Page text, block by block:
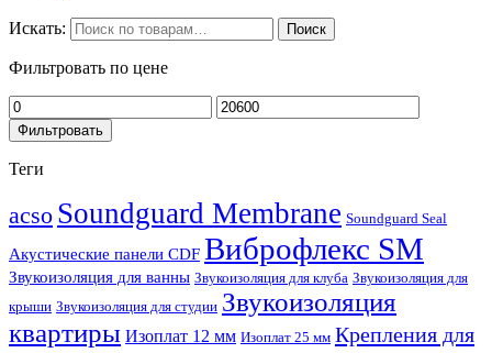
Искать: Поиск
Фильтровать по цене
Фильтровать
Теги
acso Soundguard Membrane Soundguard Seal
Акустические панели CDF Виброфлекс SM
Звукоизоляция для ванны Звукоизоляция для клуба Звукоизоляция для
крыши Звукоизоляция для студии Звукоизоляция
квартиры Изоплат 12 мм Изоплат 25 мм Крепления для